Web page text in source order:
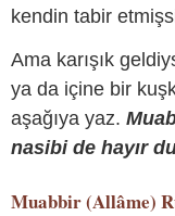
kendin tabir
Ama karışık
ya da içine bir
aşağıya yaz.
nasibi de hayır
Muabbir (Allâme)